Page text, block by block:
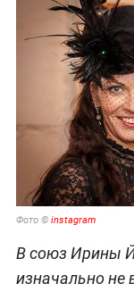
Фото © instagram
В союз Ирины
изначально не